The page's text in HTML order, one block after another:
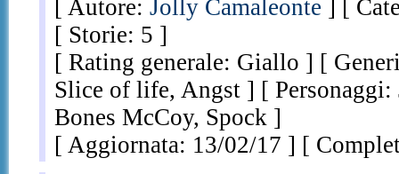
[ Autore: Jolly Camaleonte ] [
[ Storie: 5 ]
[ Rating generale: Giallo ] [
Slice of life, Angst ] [
Bones McCoy, Spock ]
[ Aggiornata: 13/02/17 ] [